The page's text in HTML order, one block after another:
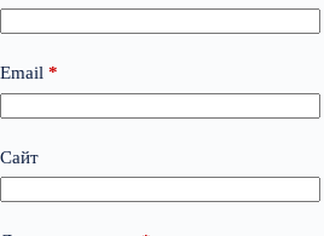
Email *
Сайт